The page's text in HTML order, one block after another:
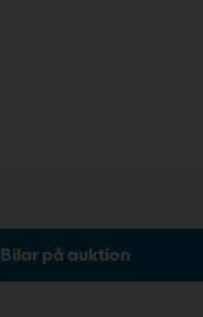
Bilar på auktion